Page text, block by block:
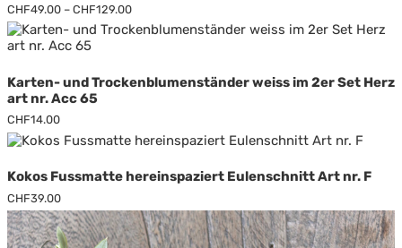
CHF49.00 – CHF129.00Preisspanne:
CHF49.00
bis
Dieses
Produkt
mehrere
Varianten
Die
Optionen
auf
Produktseite
gewählt
werden
Karten- und Trockenblumenständer weiss im 2er Set Herz
art nr. Acc 65
CHF14.00
Kokos Fussmatte hereinspaziert Eulenschnitt Art nr. F
CHF39.00